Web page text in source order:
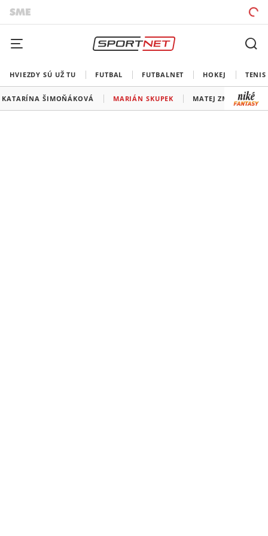
HVIEZDY SÚ UŽ TU FUTBAL FUTBALNET HOKEJ TENIS
KATARÍNA ŠIMOŇÁKOVÁ MARIÁN SKUPEK MATEJ ZMIJ